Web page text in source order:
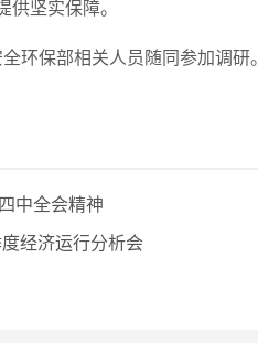
坚实保障。
环保部相关人员随同参加调研。
中全会精神
经济运行分析会